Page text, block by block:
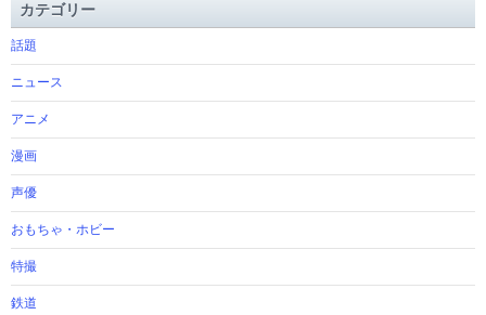
カテゴリー
話題
ニュース
アニメ
漫画
声優
おもちゃ・ホビー
特撮
鉄道